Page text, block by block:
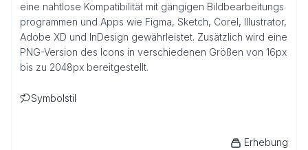
eine nahtlose Kompatibilität mit gängigen Bildbearbeitungs
programmen und Apps wie Figma, Sketch, Corel, Illustrator,
Adobe XD und InDesign gewährleistet. Zusätzlich wird eine
PNG-Version des Icons in verschiedenen Größen von 16px
bis zu 2048px bereitgestellt.
Symbolstil
Erhebung